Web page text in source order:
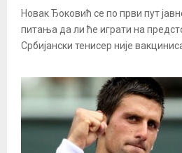
Новак Ђоковић се по први пут
питања да ли ће играти на
Србијански тенисер није